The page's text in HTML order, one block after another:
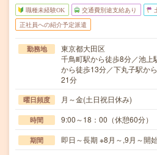
職種未経験OK 交通費別途支給あり
正社員への紹介予定派遣
勤務地
東京都大田区
千鳥町駅から徒歩8分／池上
から徒歩13分／下丸子駅か
21分
曜日頻度 月～金(土日祝日休み)
時間 9:00～18：00（休憩60分）
期間 即日～長期 ※8月～,9月～開